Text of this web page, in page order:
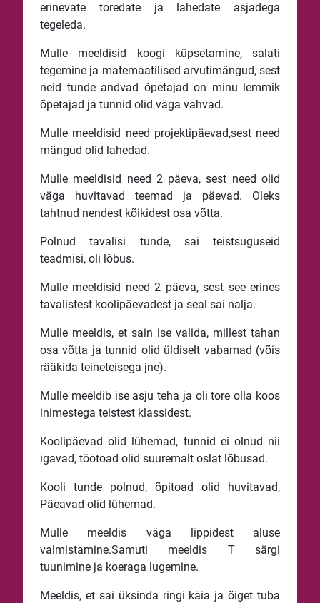
erinevate toredate ja lahedate asjadega
tegeleda.
Mulle meeldisid koogi küpsetamine, salati
tegemine ja matemaatilised arvutimängud, sest
neid tunde andvad õpetajad on minu lemmik
õpetajad ja tunnid olid väga vahvad.
Mulle meeldisid need projektipäevad,sest need
mängud olid lahedad.
Mulle meeldisid need 2 päeva, sest need olid
väga huvitavad teemad ja päevad. Oleks
tahtnud nendest kõikidest osa võtta.
Polnud tavalisi tunde, sai teistsuguseid
teadmisi, oli lõbus.
Mulle meeldisid need 2 päeva, sest see erines
tavalistest koolipäevadest ja seal sai nalja.
Mulle meeldis, et sain ise valida, millest tahan
osa võtta ja tunnid olid üldiselt vabamad (võis
rääkida teineteisega jne).
Mulle meeldib ise asju teha ja oli tore olla koos
inimestega teistest klassidest.
Koolipäevad olid lühemad, tunnid ei olnud nii
igavad, töötoad olid suuremalt oslat lõbusad.
Kooli tunde polnud, õpitoad olid huvitavad,
Päeavad olid lühemad.
Mulle meeldis väga lippidest aluse
valmistamine.Samuti meeldis T särgi
tuunimine ja koeraga lugemine.
Meeldis, et sai üksinda ringi käia ja õiget tuba